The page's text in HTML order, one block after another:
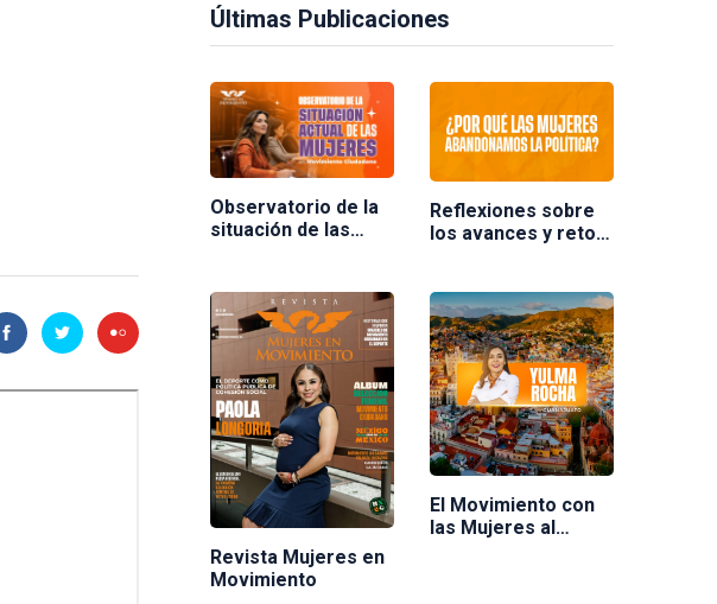
Últimas Publicaciones
Observatorio de la
situación de las
Ciudadano
Reflexiones sobre
los avances y retos
Ponente Nuria
Varela
Revista Mujeres en
Movimiento
El Movimiento con
las Mujeres al